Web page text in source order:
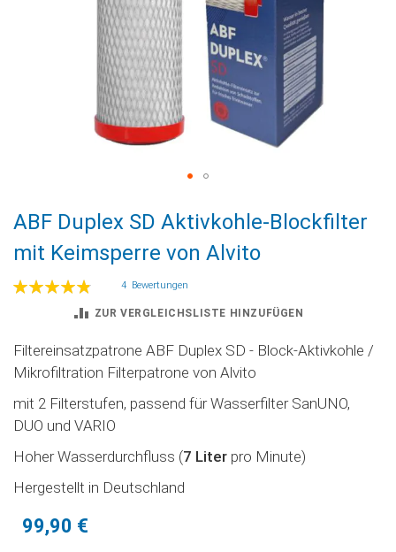
Anfang
Bildgalerie
springen
ABF Duplex SD Aktivkohle-Blockfilter
mit Keimsperre von Alvito
Bewertung:
4 Bewertungen
ZUR VERGLEICHSLISTE HINZUFÜGEN
Filtereinsatzpatrone ABF Duplex SD - Block-Aktivkohle /
Mikrofiltration Filterpatrone von Alvito
mit 2 Filterstufen, passend für Wasserfilter SanUNO,
DUO und VARIO
Hoher Wasserdurchfluss (7 Liter pro Minute)
Hergestellt in Deutschland
99,90 €